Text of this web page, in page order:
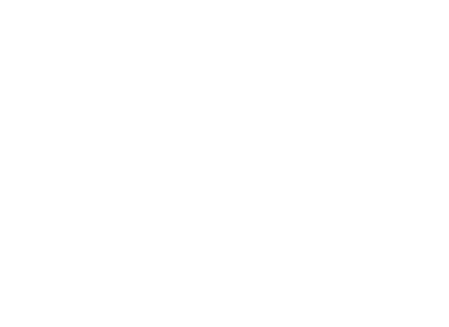
लिए बगैर ही पहले कृषि विभाग और फिर
कुछ राजनीतिक जानकार उन पर कार्रवाई